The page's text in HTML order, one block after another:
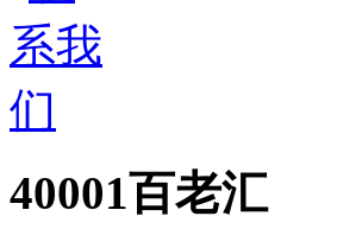
40001百老汇